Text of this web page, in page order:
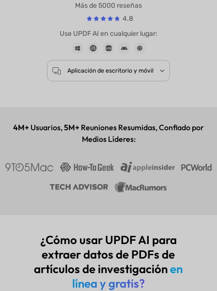
Impulsado por
GPT-5 |
DeepSeek R1
Más de 5000 reseñas
Use UPDF AI en cualquier lugar:
Aplicación de escritorio y móvil
4M+ Usuarios,5M+ Reuniones Resumidas, Confiado por
Medios Líderes:
¿Cómo usar UPDF AI para
extraer datos de PDFs de
artículos de investigaciónen
línea y gratis?